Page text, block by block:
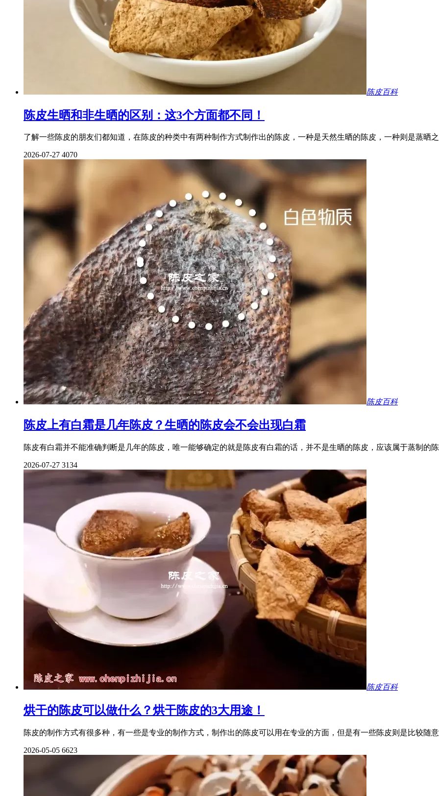
陈皮百科
陈皮生晒和非生晒的区别：这3个方面都不同！
了解一些陈皮的朋友们都知道，在陈皮的种类中有两种制作方式制作出的陈皮，一种是天然生晒的陈皮，一种则是蒸晒
2026-07-27 4070
陈皮百科
陈皮上有白霜是几年陈皮？生晒的陈皮会不会出现白霜
陈皮有白霜并不能准确判断是几年的陈皮，唯一能够确定的就是陈皮有白霜的话，并不是生晒的陈皮，应该属于蒸制的
2026-07-27 3134
陈皮百科
烘干的陈皮可以做什么？烘干陈皮的3大用途！
陈皮的制作方式有很多种，有一些是专业的制作方式，制作出的陈皮可以用在专业的方面，但是有一些陈皮则是比较随
2026-05-05 6623